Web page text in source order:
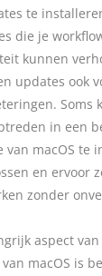
te
die je
kunnen
updates ook
Soms
in een
van macOS te
en ervoor
zonder
aspect
macOS is